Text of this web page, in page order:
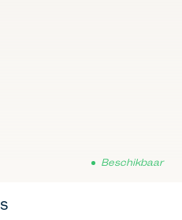
Beschikbaar